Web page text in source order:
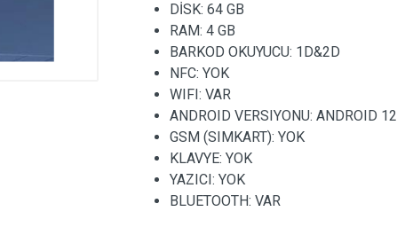
DİSK: 64 GB
RAM: 4 GB
BARKOD OKUYUCU: 1D&2D
NFC: YOK
WIFI: VAR
ANDROID VERSIYONU: ANDROID 12
GSM (SIMKART): YOK
KLAVYE: YOK
YAZICI: YOK
BLUETOOTH: VAR